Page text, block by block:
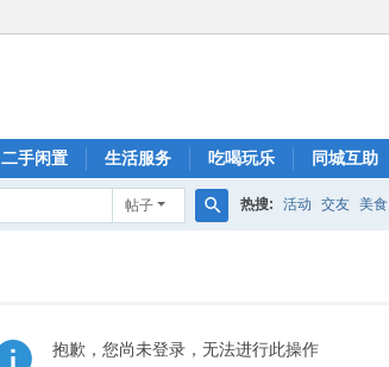
二手闲置 生活服务 吃喝玩乐 同城互助
帖子 热搜: 活动 交友 美食
抱歉，您尚未登录，无法进行此操作